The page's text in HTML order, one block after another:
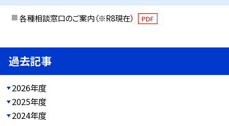
各種相談窓口のご案内（※R8現在） PDF
過去記事
2026年度
2025年度
2024年度